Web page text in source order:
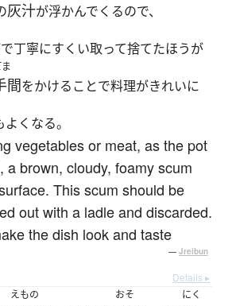
灰汁が浮かんでくるので、
丁寧にすくい取って捨てたほうが
間をかけることで料理がきれいに
よくなる。
vegetables or meat, as the pot
a brown, cloudy, foamy scum
This scum should be
out with a ladle and discarded.
the dish look and taste
— Jreibun
Details ▸
えもの おそ にく